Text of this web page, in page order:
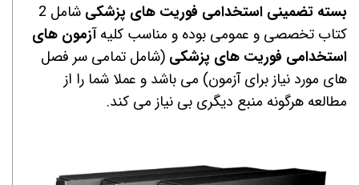
بسته تضمینی استخدامی فوریت های پزشکی
شامل 2
کتاب تخصصی و عمومی بوده و مناسب کلیهآزمون های
استخدامی فوریت های پزشکی (شامل تمامی سر فصل
های مورد نیاز برای آزمون) می باشد و عملا شما را از
مطالعه هرگونه منبع دیگری بی نیاز می کند.